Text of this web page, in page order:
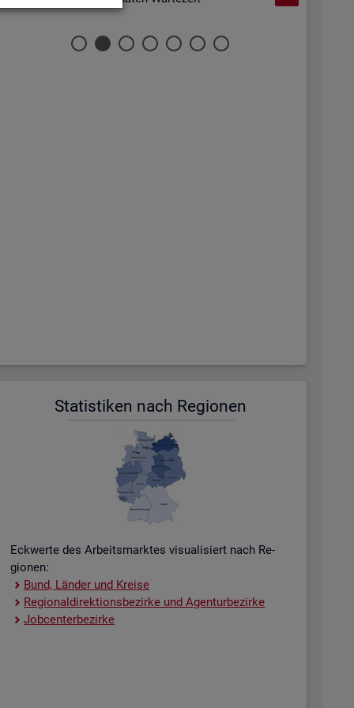
Sta­tis­ti­ken nach Re­gio­nen
Eck­wer­te des Ar­beits­mark­tes vi­sua­li­siert nach Re­
gio­nen:
Bund, Län­der und Krei­se
Re­gio­nal­di­rek­ti­ons­be­zir­ke und Agen­tur­be­zir­ke
Job­cent­er­be­zir­ke